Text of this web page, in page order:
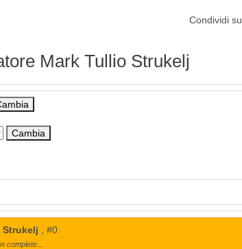
Condividi su
Mark Tullio Strukelj
Strukelj , #0
complete...